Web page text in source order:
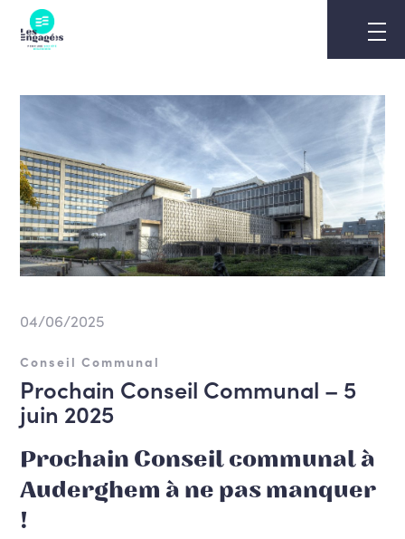
content
04/06/2025
Conseil Communal
Prochain Conseil Communal – 5
juin 2025
Prochain Conseil communal à
Auderghem à ne pas manquer
!